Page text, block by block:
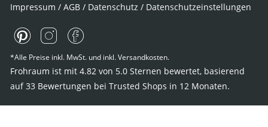
Impressum / AGB / Datenschutz / Datenschutzeinstellungen
*Alle Preise inkl. MwSt. und inkl. Versandkosten.
Frohraum ist mit 4.82 von 5.0 Sternen bewertet, basierend
auf33 Bewertungen bei Trusted Shops in 12 Monaten.